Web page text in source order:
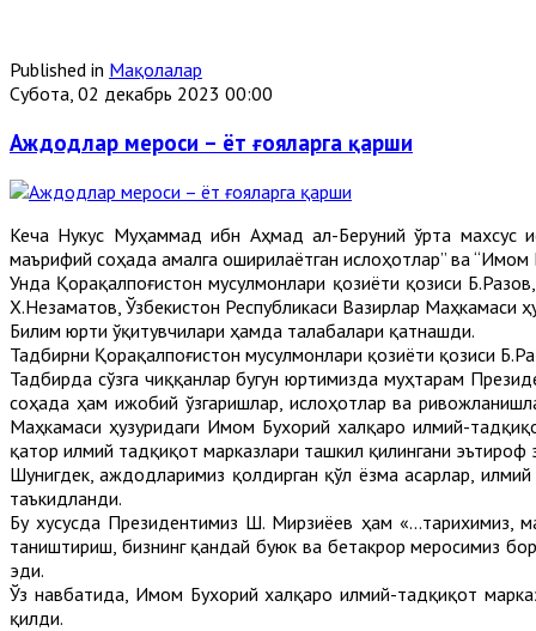
Published in Мақолалар
Субота, 02 декабрь 2023 00:00
Аждодлар мероси – ёт ғояларга қарши
Кеча Нукус Муҳаммад ибн Аҳмад ал-Беруний ўрта махсус
маърифий соҳада амалга оширилаётган ислоҳотлар” ва
Унда Қорақалпоғистон мусулмонлари қозиёти қозиси
Х.Незаматов, Ўзбекистон Республикаси Вазирлар
Билим юрти ўқитувчилари ҳамда талабалари қатнашди.
Тадбирни Қорақалпоғистон мусулмонлари қозиёти қозиси
Тадбирда сўзга чиққанлар бугун юртимизда муҳтарам
соҳада ҳам ижобий ўзгаришлар, ислоҳотлар ва
Маҳкамаси ҳузуридаги Имом Бухорий халқаро илмий-
қатор илмий тадқиқот марказлари ташкил қилингани эътироф
Шунигдек, аждодларимиз қолдирган қўл ёзма асарлар,
таъкидланди.
Бу хусусда Президентимиз Ш. Мирзиёев ҳам «...тарихимиз,
таништириш, бизнинг қандай буюк ва бетакрор меросимиз
эди.
Ўз навбатида, Имом Бухорий халқаро илмий-тадқиқот
қилди.